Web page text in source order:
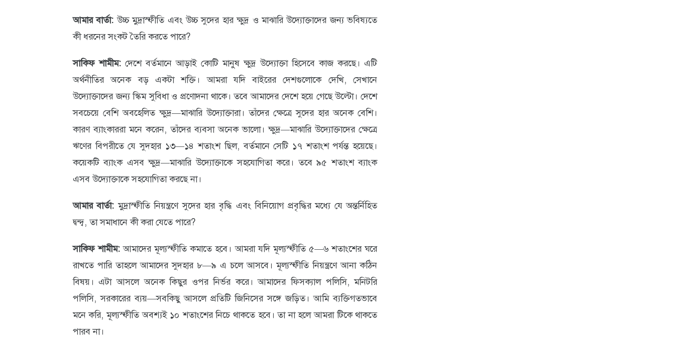
আমার বার্তা:উচ্চ মুদ্রাস্ফীতি এবং উচ্চ সুদের হার ক্ষুদ্র ও মাঝারি উদ্যোক্তাদের জন্য ভবিষ্যতে
কী ধরনের সংকট তৈরি করতে পারে?
সাকিফ শামীম: দেশে বর্তমানে আড়াই কোটি মানুষ ক্ষুদ্র উদ্যোক্তা হিসেবে কাজ করছে। এটি
অর্থনীতির অনেক বড় একটা শক্তি। আমরা যদি বাইরের দেশগুলোকে দেখি, সেখানে
উদ্যোক্তাদের জন্য স্কিম সুবিধা ও প্রণোদনা থাকে। তবে আমাদের দেশে হয়ে গেছে উল্টো। দেশে
সবচেয়ে বেশি অবহেলিত ক্ষুদ্র—মাঝারি উদ্যোক্তারা। তাঁদের ক্ষেত্রে সুদের হার অনেক বেশি।
কারণ ব্যাংকাররা মনে করেন, তাঁদের ব্যবসা অনেক ভালো। ক্ষুদ্র—মাঝারি উদ্যোক্তাদের ক্ষেত্রে
ঋণের বিপরীতে যে সুদহার ১৩—১৪ শতাংশ ছিল, বর্তমানে সেটি ১৭ শতাংশ পর্যন্ত হয়েছে।
কয়েকটি ব্যাংক এসব ক্ষুদ্র—মাঝারি উদ্যোক্তাকে সহযোগিতা করে। তবে ৯৫ শতাংশ ব্যাংক
এসব উদ্যোক্তাকে সহযোগিতা করছে না।
আমার বার্তা: মুদ্রাস্ফীতি নিয়ন্ত্রণে সুদের হার বৃদ্ধি এবং বিনিয়োগ প্রবৃদ্ধির মধ্যে যে অন্তর্নিহিত
দ্বন্দ্ব, তা সমাধানে কী করা যেতে পারে?
সাকিফ শামীম:আমাদের মূল্যস্ফীতি কমাতে হবে। আমরা যদি মূল্যস্ফীতি ৫—৬ শতাংশের ঘরে
রাখতে পারি তাহলে আমাদের সুদহার ৮—৯ এ চলে আসবে। মূল্যস্ফীতি নিয়ন্ত্রণে আনা কঠিন
বিষয়। এটা আসলে অনেক কিছুর ওপর নির্ভর করে। আমাদের ফিসক্যাল পলিসি, মনিটরি
পলিসি, সরকারের ব্যয়—সবকিছু আসলে প্রতিটি জিনিসের সঙ্গে জড়িত। আমি ব্যক্তিগতভাবে
মনে করি, মূল্যস্ফীতি অবশ্যই ১০ শতাংশের নিচে থাকতে হবে। তা না হলে আমরা টিকে থাকতে
পারব না।